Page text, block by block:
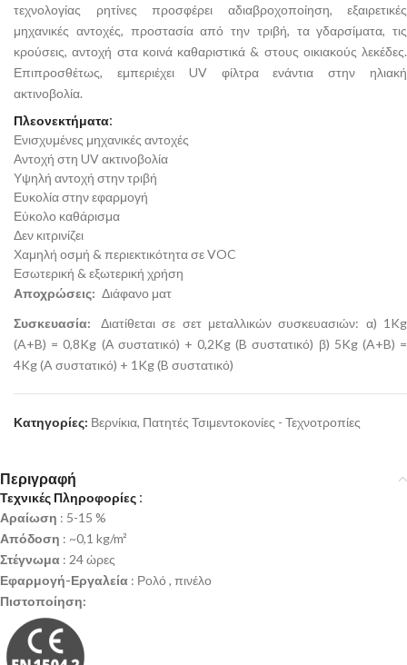
τεχνολογίας ρητίνες προσφέρει αδιαβροχοποίηση, εξαιρετικές
μηχανικές αντοχές, προστασία από την τριβή, τα γδαρσίματα, τις
κρούσεις, αντοχή στα κοινά καθαριστικά & στους οικιακούς λεκέδες.
Επιπροσθέτως, εμπεριέχει UV φίλτρα ενάντια στην ηλιακή
ακτινοβολία.
Πλεονεκτήματα:
Ενισχυμένες μηχανικές αντοχές
Αντοχή στη UV ακτινοβολία
Υψηλή αντοχή στην τριβή
Ευκολία στην εφαρμογή
Εύκολο καθάρισμα
Δεν κιτρινίζει
Χαμηλή οσμή & περιεκτικότητα σε VOC
Εσωτερική & εξωτερική χρήση
Αποχρώσεις: Διάφανο ματ
Συσκευασία:
Διατίθεται σε σετ μεταλλικών συσκευασιών: α) 1Kg
(A+B) = 0,8Kg (Α συστατικό) + 0,2Kg (B συστατικό) β) 5Kg (A+B) =
4Kg (A συστατικό) + 1Kg (B συστατικό)
Κατηγορίες: Βερνίκια, Πατητές Τσιμεντοκονίες - Τεχνοτροπίες
Περιγραφή
Τεχνικές Πληροφορίες :
Αραίωση : 5-15 %
Απόδοση : ~0,1 kg/m²
Στέγνωμα : 24 ώρες
Εφαρμογή-Εργαλεία : Ρολό , πινέλο
Πιστοποίηση: